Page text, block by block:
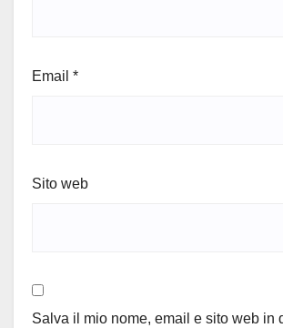
Email *
Sito web
Salva il mio nome, email e sito web in